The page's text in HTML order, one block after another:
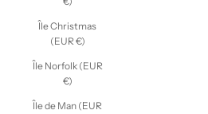
Île Christmas
(EUR €)
Île Norfolk (EUR
€)
Île de Man (EUR